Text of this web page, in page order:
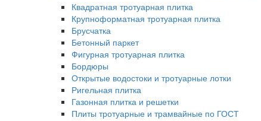
Квадратная тротуарная плитка
Крупноформатная тротуарная плитка
Брусчатка
Бетонный паркет
Фигурная тротуарная плитка
Бордюры
Открытые водостоки и тротуарные лотки
Ригельная плитка
Газонная плитка и решетки
Плиты тротуарные и трамвайные по ГОСТ